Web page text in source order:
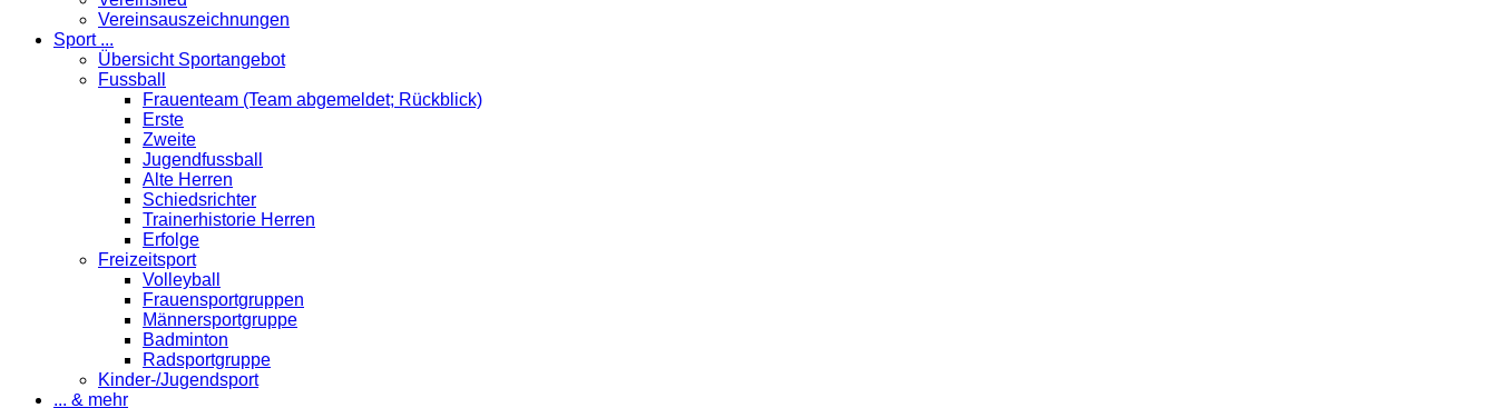
Vereinsauszeichnungen
Sport ...
Übersicht Sportangebot
Fussball
Frauenteam (Team abgemeldet; Rückblick)
Erste
Zweite
Jugendfussball
Alte Herren
Schiedsrichter
Trainerhistorie Herren
Erfolge
Freizeitsport
Volleyball
Frauensportgruppen
Männersportgruppe
Badminton
Radsportgruppe
Kinder-/Jugendsport
... & mehr